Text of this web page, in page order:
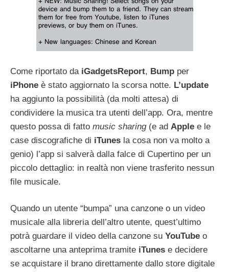
Come riportato da iGadgetsReport, Bump per
iPhone è stato aggiornato la scorsa notte. L’update
ha aggiunto la possibilità (da molti attesa) di
condividere la musica tra utenti dell’app. Ora, mentre
questo possa di fatto music sharing(e ad Apple e le
case discografiche di iTunes la cosa non va molto a
genio) l’app si salverà dalla falce di Cupertino per un
piccolo dettaglio: in realtà non viene trasferito nessun
file musicale.
Quando un utente “bumpa” una canzone o un video
musicale alla libreria dell’altro utente, quest’ultimo
potrà guardare il video della canzone su YouTube o
ascoltarne una anteprima tramite iTunes e decidere
se acquistare il brano direttamente dallo store digitale